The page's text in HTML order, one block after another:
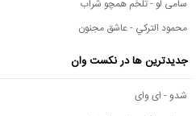
سامی لو - تلخم همچو شراب
محمود التركي - عاشق مجنون
جدیدترین ها در نکست وان
شدو - ای وای